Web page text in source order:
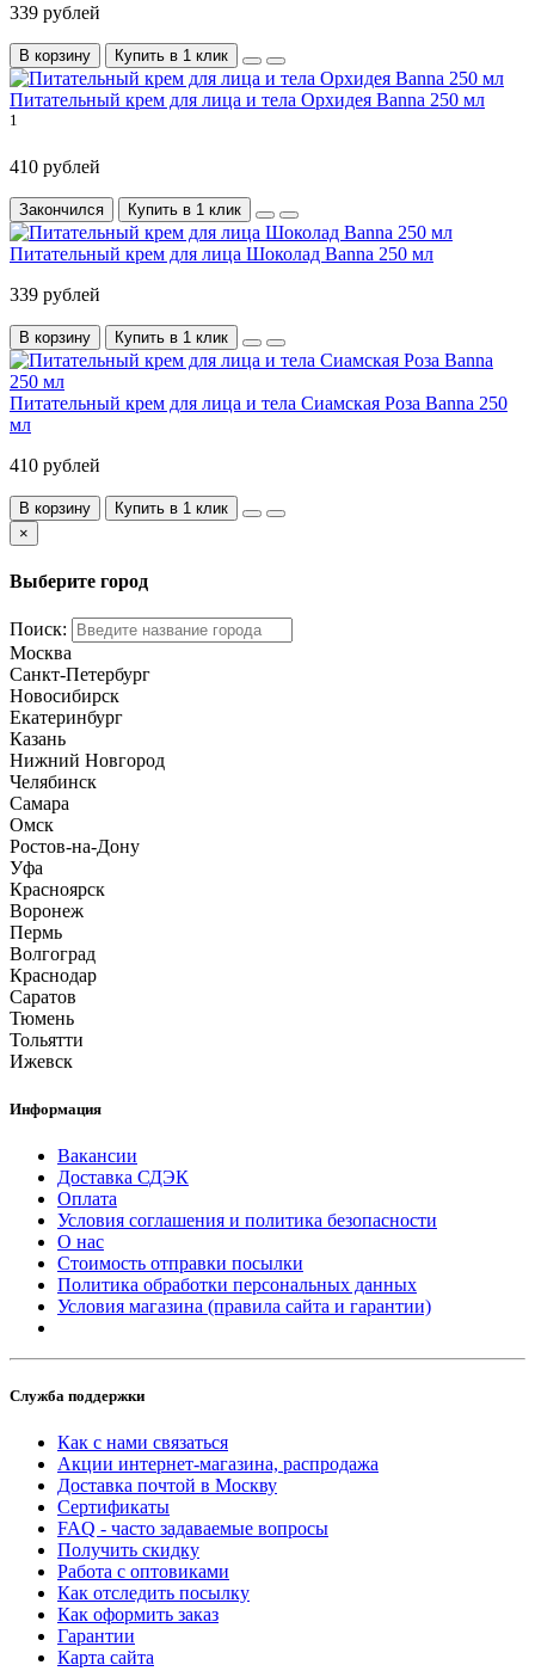
339 рублей
В корзину Купить в 1 клик
Питательный крем для лица и тела Орхидея Banna 250 мл
1
410 рублей
Закончился Купить в 1 клик
Питательный крем для лица Шоколад Banna 250 мл
339 рублей
В корзину Купить в 1 клик
Питательный крем для лица и тела Сиамская Роза Banna 250
мл
410 рублей
В корзину
Купить в 1 клик
×
Выберите город
Поиск:
Москва
Санкт-Петербург
Новосибирск
Екатеринбург
Казань
Нижний Новгород
Челябинск
Самара
Омск
Ростов-на-Дону
Уфа
Красноярск
Воронеж
Пермь
Волгоград
Краснодар
Саратов
Тюмень
Тольятти
Ижевск
Информация
Вакансии
Доставка СДЭК
Оплата
Условия соглашения и политика безопасности
О нас
Стоимость отправки посылки
Политика обработки персональных данных
Условия магазина (правила сайта и гарантии)
Служба поддержки
Как с нами связаться
Акции интернет-магазина, распродажа
Доставка почтой в Москву
Сертификаты
FAQ - часто задаваемые вопросы
Получить скидку
Работа с оптовиками
Как отследить посылку
Как оформить заказ
Гарантии
Карта сайта